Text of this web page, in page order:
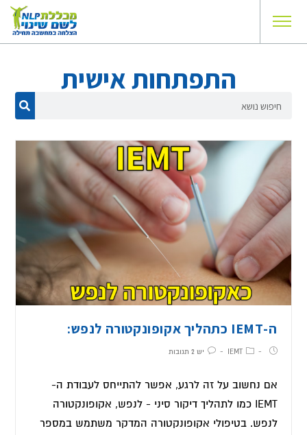
התפתחות אישית
ה-IEMT כתהליך אקופונקטורה לנפש:
IEMT יש 2 תגובות
אם נחשוב על זה לרגע, אפשר להתייחס לעבודת ה-
IEMT כמו לתהליך דיקור סיני - לנפש, אקופונקטורה
לנפש. בטיפולי אקופונקטורה המדקר משתמש במספר